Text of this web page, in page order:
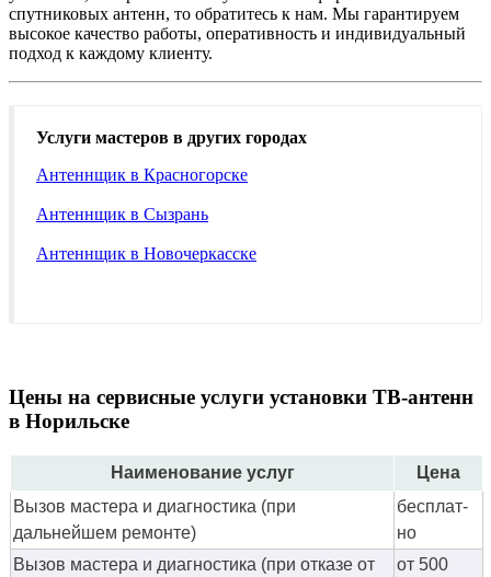
спутниковых антенн, то обратитесь к нам. Мы гарантируем
высокое качество работы, оперативность и индивидуальный
подход к каждому клиенту.
Услуги мастеров в других городах
Антеннщик в Красногорске
Антеннщик в Сызрань
Антеннщик в Новочеркасске
Цены на сервисные услуги установки ТВ-антенн
в Норильске
Наименование услуг
Цена
Вызов мастера и диагностика (при
дальнейшем ремонте)
бес­плат­
но
Вызов мастера и диагностика (при отказе от
от 500